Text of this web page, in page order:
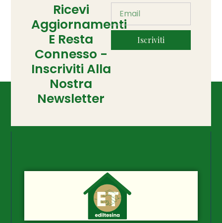
Ricevi
Aggiornamenti
E Resta
Connesso -
Inscriviti Alla
Nostra
Newsletter
Iscriviti